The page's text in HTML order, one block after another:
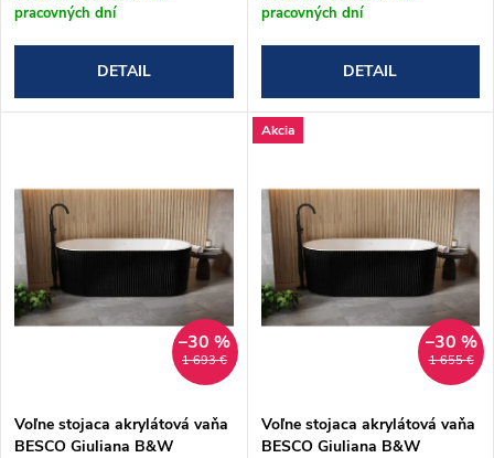
o
d
k
t
o
d
u
k
t
o
v
pracovných dní
DETAIL
pracovných dní
DETAIL
1 693 €
–30 %
Voľne stojaca akrylátová vaňa
BESCO Giuliana B&W
Akcia
1 655 €
–30 %
Voľne stojaca akrylátová vaňa
BESCO Giuliana B&W